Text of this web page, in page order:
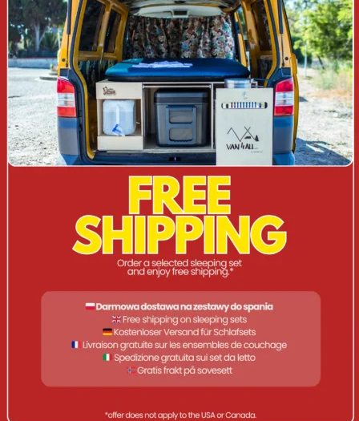
Mit diesem Wasserkocher mit Pfeife haben Sie immer heißes
Wasser für Ihren Morgenkaffee zur Hand. Erhältlich in
verschiedenen Farben. Die Pfeife zeigt an, wenn das Wasser
kocht.
Fassungsvermögen 2 l
Durchmesser der Basis 180 mm
Gas- und Elektroherde
SKU-Nummer9120001376
Modell auf dem EtikettBilly 2L Wasserkocher Mitternacht
Umfang der Lieferung1 Wasserkocher
Beschreibung des Produkts
Wasserkocher mit Pfeife, 2 l,
Produktabmessungen - Tiefe178 mm
Produktabmessungen - Höhe 150 mm